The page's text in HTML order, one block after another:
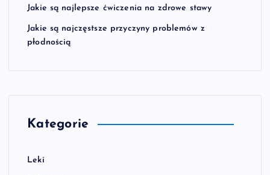
Jakie są najlepsze ćwiczenia na zdrowe stawy
Jakie są najczęstsze przyczyny problemów z
płodnością
Kategorie
Leki